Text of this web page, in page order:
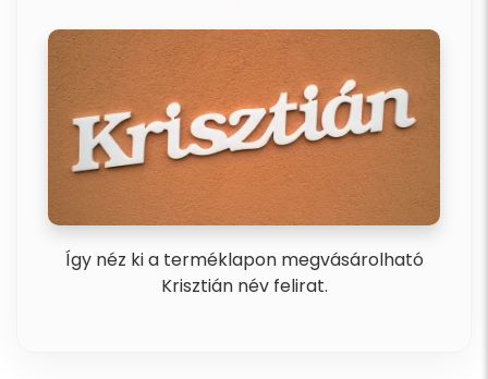
Így néz ki a terméklapon megvásárolható
Krisztián név felirat.